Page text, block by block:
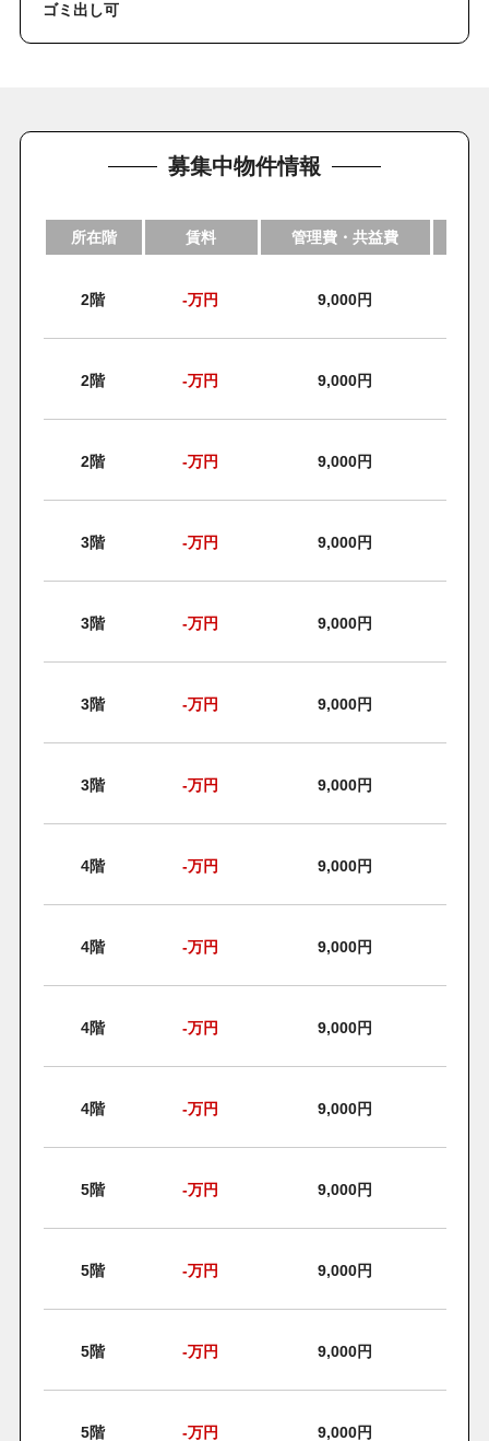
ゴミ出し可
募集中物件情報
所在階 賃料 管理費・共益費
2階 -万円 9,000円
2階 -万円 9,000円
2階 -万円 9,000円
3階 -万円 9,000円
3階 -万円 9,000円
3階 -万円 9,000円
3階 -万円 9,000円
4階 -万円 9,000円
4階 -万円 9,000円
4階 -万円 9,000円
4階 -万円 9,000円
5階 -万円 9,000円
5階 -万円 9,000円
5階 -万円 9,000円
5階 -万円 9,000円